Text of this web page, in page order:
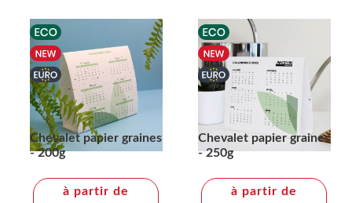
Chevalet papier graines
- 200g
à partir de
Chevalet papier graines
- 250g
à partir de